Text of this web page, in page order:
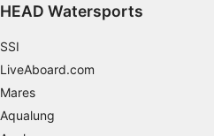
HEAD Watersports
SSI
LiveAboard.com
Mares
Aqualung
Разработка и
выбора контента